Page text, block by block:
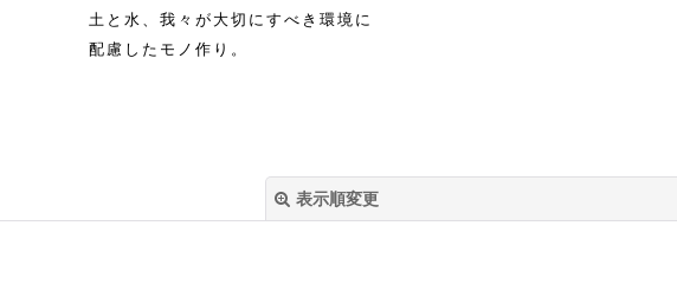
土と水、我々が大切にすべき環境に
配慮したモノ作り。
表示順変更